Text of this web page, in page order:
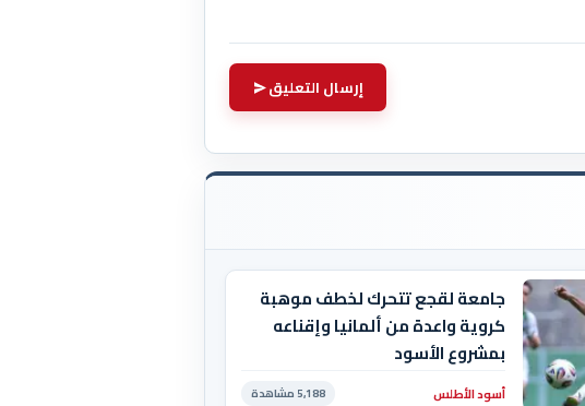
إرسال التعليق
جامعة لقجع تتحرك لخطف موهبة
كروية واعدة من ألمانيا وإقناعه
بمشروع الأسود
أسود الأطلس 5,188 مشاهدة